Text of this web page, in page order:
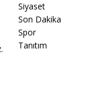
Siyaset
Son Dakika
Spor
Tanıtım